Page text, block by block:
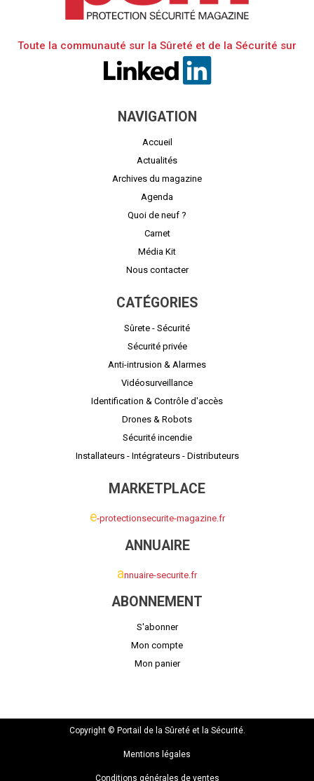
Toute la communauté sur la Sûreté et de la Sécurité sur
NAVIGATION
Accueil
Actualités
Archives du magazine
Agenda
Quoi de neuf ?
Carnet
Média Kit
Nous contacter
CATÉGORIES
Sûrete - Sécurité
Sécurité privée
Anti-intrusion & Alarmes
Vidéosurveillance
Identification & Contrôle d'accès
Drones & Robots
Sécurité incendie
Installateurs - Intégrateurs - Distributeurs
MARKETPLACE
e-protectionsecurite-magazine.fr
ANNUAIRE
annuaire-securite.fr
ABONNEMENT
S'abonner
Mon compte
Mon panier
Copyright © Portail de la Sûreté et la Sécurité.
Mentions légales
Conditions générales de ventes